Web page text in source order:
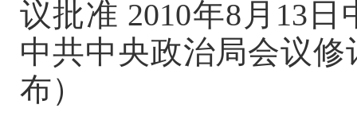
议批准 2010年8月13
中共中央政治局会议修
布）